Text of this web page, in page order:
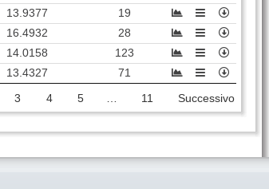
1871 Scaletta Zanclea (ME)
25179 Niscemi (CL )
172479 Reggio di Calabria (RC)
5672 Motta San Giovanni ( RC
30397 Milazzo (ME)
13.9377
19
16.4932
28
14.0158
123
13.4327 71
3 4 5 11 Successivo